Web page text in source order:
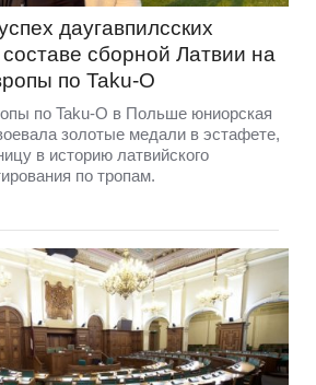
даугавпилсских
сборной Латвии на
по Taku-O
по Taku-O в Польше юниорская
золотые медали в эстафете,
в историю латвийского
по тропам.